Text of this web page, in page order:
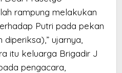
rampung melakukan
Putri pada pekan
diperiksa),” ujarnya,
itu keluarga Brigadir J
pengacara,